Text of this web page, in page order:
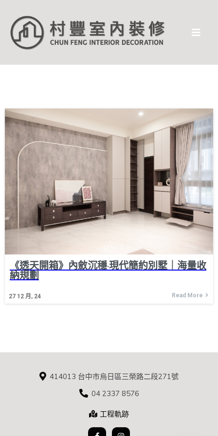
《透天開箱》內斂沉穩·現代簡約別墅｜海量收
納規劃
27 12 月, 24 Read More
414013 台中市烏日區三榮路二段271號
04 2337 8576
工程軌跡